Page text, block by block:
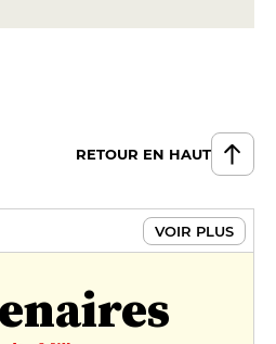
RETOUR EN HAUT
VOIR PLUS